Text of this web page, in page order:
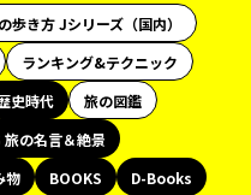
歩き方 Jシリーズ（国内）
ランキング&テクニック
史時代
旅の図鑑
旅の名言＆絶景
物 BOOKS
D-Books